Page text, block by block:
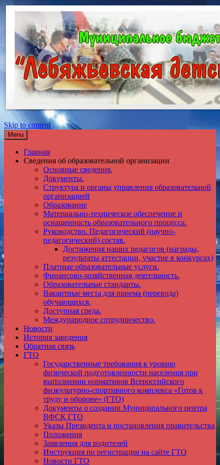
Skip to content
Menu
Главная
Сведения об образовательной организации
Основные сведения.
Документы.
Структура и органы управления образовательной
организацией
Образование
Материально-техническое обеспечение и
оснащенность образовательного процесса.
Руководство. Педагогический (научно-
педагогический) состав.
Достижения наших педагогов (награды,
результаты аттестации, участие в конкурсах)
Платные образовательные услуги.
Финансово-хозяйственная деятельность.
Образовательные стандарты.
Вакантные места для приема (перевода)
обучающихся.
Доступная среда.
Международное сотрудничество.
Новости
История заведения
Обратная связь
ГТО
Государственные требования к уровню
физической подготовленности населения при
выполнении нормативов Всероссийского
физкультурно-спортивного комплекса «Готов к
труду и обороне» (ГТО)
Документы о создании Муниципального центра
ВФСК ГТО
Указы Президента и постановления правительства
Положения
Заявления для родителей
Инструкция по регистрации на сайте ГТО
Новости ГТО